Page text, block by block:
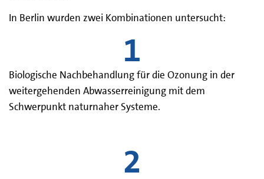
In Berlin wurden zwei Kombinationen untersucht:
Biologische Nachbehandlung für die Ozonung in der
weitergehenden Abwasserreinigung mit dem
Schwerpunkt naturnaher Systeme.